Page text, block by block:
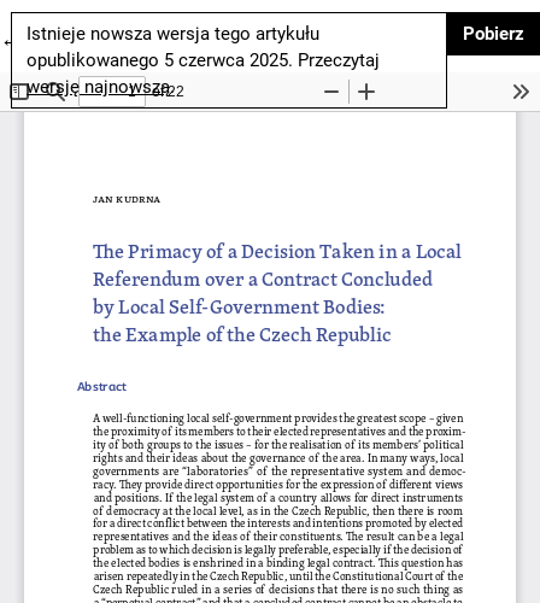
← Wróć do szczegółów artykułu
Istnieje nowsza wersja tego artykułu
opublikowanego 5 czerwca 2025. Przeczytaj
wersję najnowszą.
Pobierz